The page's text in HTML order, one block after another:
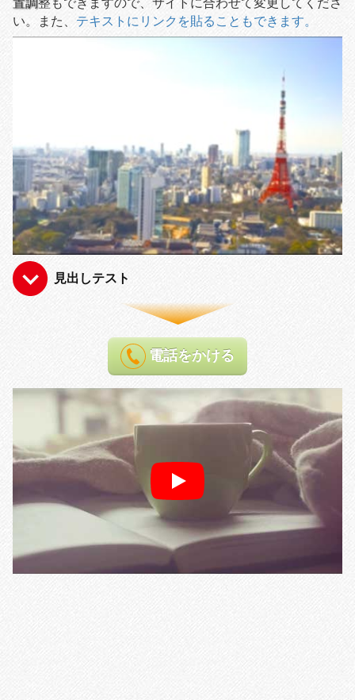
い。また、 テキストにリンクを貼ることもできます。
見出しテスト
電話をかける